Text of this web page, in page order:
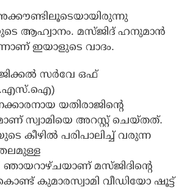
ആഹ്വാനം. മസ്ജിദ് ഹനുമാന്‍
ഇയാളുടെ വാദം.
സര്‍വേ ഒഫ്
യതിരാജിന്റെ
സ്വാമിയെ അറസ്റ്റ് ചെയ്തത്.
പരിപാലിച്ച് വരുന്ന
ഞായറാഴ്ചയാണ് മസ്ജിദിന്റെ
കുമാരസ്വാമി വീഡിയോ ഷൂട്ട്